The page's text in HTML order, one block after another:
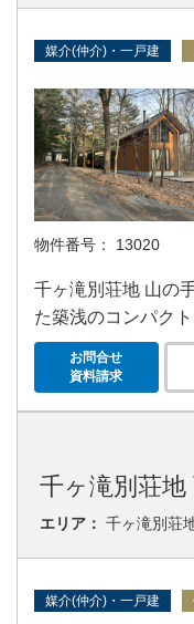
媒介(仲介)・一戸建
物件番号： 13020
千ヶ滝別荘地 山の
た築浅のコンパク
お問合せ
資料請求
千ヶ滝別荘地
エリア： 千ヶ滝別荘
媒介(仲介)・一戸建